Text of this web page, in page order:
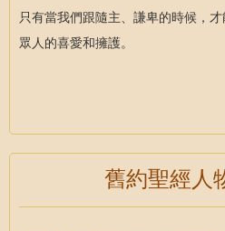
只有當我們跟隨主、謙卑的時候，
眾人的喜愛和擁護。
舊約聖經人